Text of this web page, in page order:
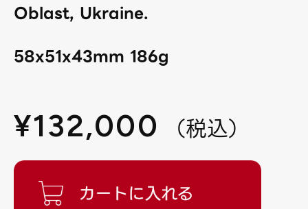
Oblast, Ukraine.
58x51x43mm 186g
¥132,000 （税込）